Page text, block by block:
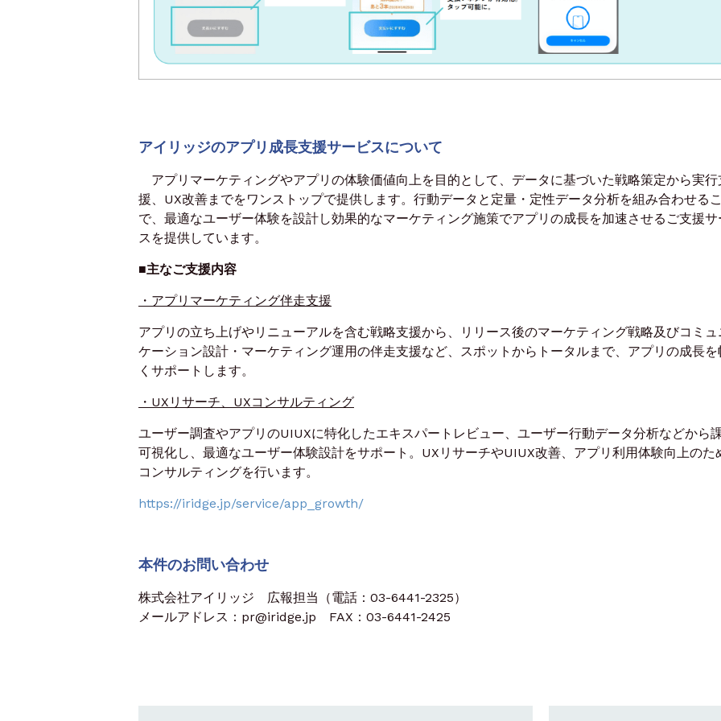
アイリッジのアプリ成長支援サービスについて
アプリマーケティングやアプリの体験価値向上を目的として、データに基づいた戦略策定から実行
援、UX改善までをワンストップで提供します。行動データと定量・定性データ分析を組み合わせる
で、最適なユーザー体験を設計し効果的なマーケティング施策でアプリの成長を加速させるご支援サ
スを提供しています。
■主なご支援内容
・アプリマーケティング伴走支援
アプリの立ち上げやリニューアルを含む戦略支援から、リリース後のマーケティング戦略及びコミュ
ケーション設計・マーケティング運用の伴走支援など、スポットからトータルまで、アプリの成長を
くサポートします。
・UXリサーチ、UXコンサルティング
ユーザー調査やアプリのUIUXに特化したエキスパートレビュー、ユーザー行動データ分析などから
可視化し、最適なユーザー体験設計をサポート。UXリサーチやUIUX改善、アプリ利用体験向上のた
コンサルティングを行います。
https://iridge.jp/service/app_growth/
本件のお問い合わせ
株式会社アイリッジ 広報担当（電話：03-6441-2325）
メールアドレス：pr@iridge.jp FAX：03-6441-2425